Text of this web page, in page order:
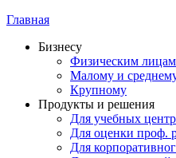
Главная
Бизнесу
Физическим
Малому и
Крупному
Продукты и решения
Для учебных
Для оценки проф.
Для